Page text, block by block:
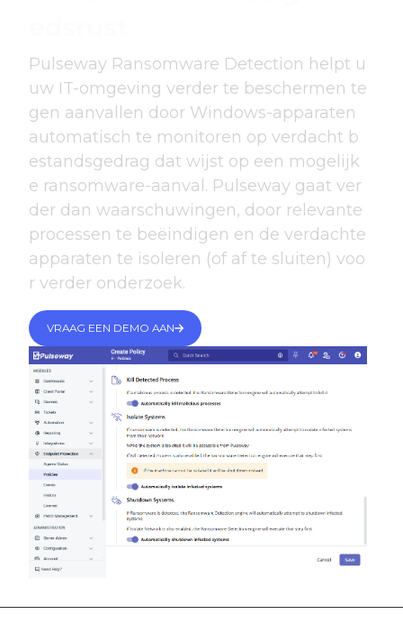
Pulseway Ransomware Detection helpt u
uw IT-omgeving verder te beschermen te
gen aanvallen door Windows-apparaten
automatisch te monitoren op verdacht b
estandsgedrag dat wijst op een mogelijk
e ransomware-aanval. Pulseway gaat ver
der dan waarschuwingen, door relevante
processen te beëindigen en de verdachte
apparaten te isoleren (of af te sluiten) voo
r verder onderzoek.
VRAAG EEN DEMO AAN